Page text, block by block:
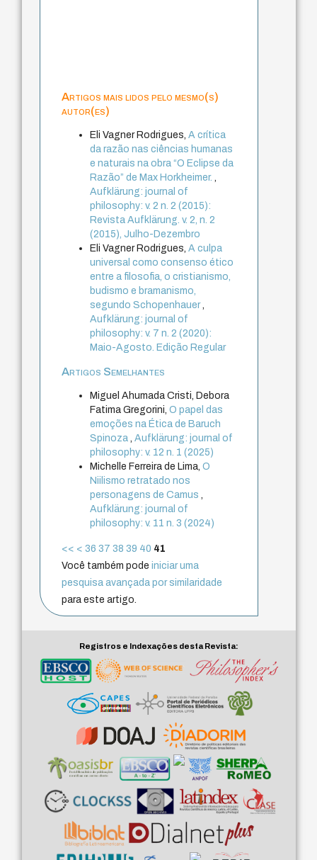
Artigos mais lidos pelo mesmo(s)
autor(es)
Eli Vagner Rodrigues,A crítica
da razão nas ciências humanas
e naturais na obra “O Eclipse da
Razão” de Max Horkheimer.,
Aufklärung: journal of
philosophy: v. 2 n. 2 (2015):
Revista Aufklärung. v. 2, n. 2
(2015), Julho-Dezembro
Eli Vagner Rodrigues,A culpa
universal como consenso ético
entre a filosofia, o cristianismo,
budismo e bramanismo,
segundo Schopenhauer,
Aufklärung: journal of
philosophy: v. 7 n. 2 (2020):
Maio-Agosto. Edição Regular
Artigos Semelhantes
Miguel Ahumada Cristi, Debora
Fatima Gregorini,O papel das
emoções na Ética de Baruch
Spinoza,Aufklärung: journal of
philosophy: v. 12 n. 1 (2025)
Michelle Ferreira de Lima,O
Niilismo retratado nos
personagens de Camus,
Aufklärung: journal of
philosophy: v. 11 n. 3 (2024)
<< < 36 37 38 39 40 41
Você também podeiniciar uma
pesquisa avançada por similaridade
para este artigo.
Registros e Indexações desta Revista: